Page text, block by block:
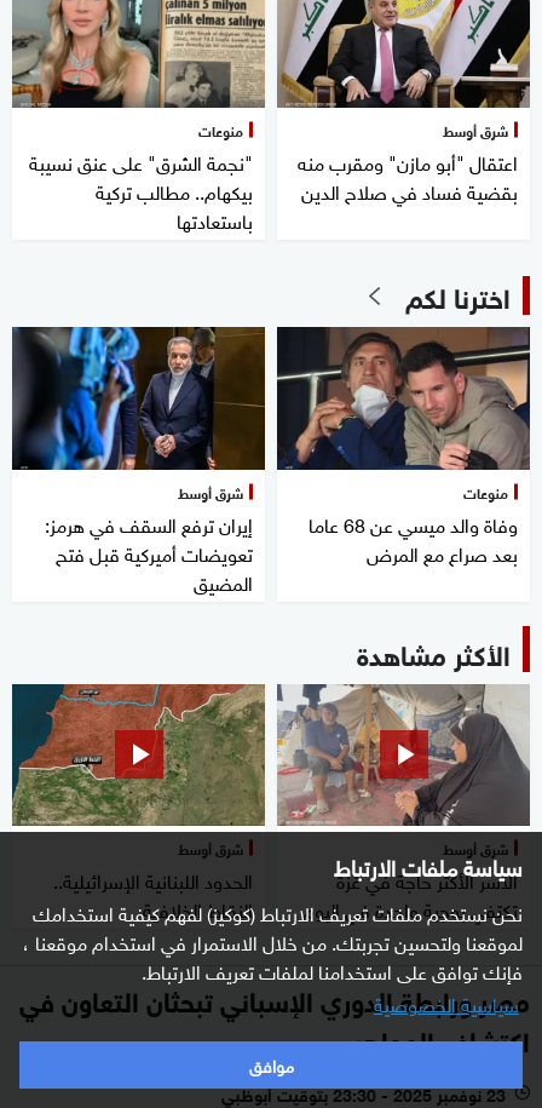
سياسة ملفات الارتباط
نحن نستخدم ملفات تعريف الارتباط (كوكيز) لفهم كيفية استخدامك
لموقعنا ولتحسين تجربتك. من خلال الاستمرار في استخدام موقعنا ،
فإنك توافق على استخدامنا لملفات تعريف الارتباط.
سياسية الخصوصية
موافق
شرق أوسط
اعتقال "أبو مازن" ومقرب منه
بقضية فساد في صلاح الدين
منوعات
"نجمة الشرق" على عنق نسيبة
بيكهام.. مطالب تركية
باستعادتها
اخترنا لكم
منوعات
وفاة والد ميسي عن 68 عاما
بعد صراع مع المرض
شرق أوسط
إيران ترفع السقف في هرمز:
تعويضات أميركية قبل فتح
المضيق
الأكثر مشاهدة
شرق أوسط
الأسر الأكثر حاجة في غزة
تكتفي بوجبة واحدة في اليوم
شرق أوسط
الحدود اللبنانية الإسرائيلية..
النقاط الخلافية
مصر ورابطة الدوري الإسباني تبحثان التعاون في
اكتشاف المواهب
l 23 نوفمبر 2025 - 23:30 بتوقيت أبوظبي